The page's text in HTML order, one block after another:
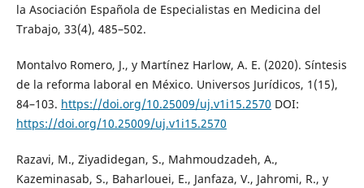
la Asociación Española de Especialistas en Medicina del
Trabajo, 33(4), 485–502.
Montalvo Romero, J., y Martínez Harlow, A. E. (2020). Síntesis
de la reforma laboral en México. Universos Jurídicos, 1(15),
84–103. https://doi.org/10.25009/uj.v1i15.2570 DOI:
https://doi.org/10.25009/uj.v1i15.2570
Razavi, M., Ziyadidegan, S., Mahmoudzadeh, A.,
Kazeminasab, S., Baharlouei, E., Janfaza, V., Jahromi, R., y